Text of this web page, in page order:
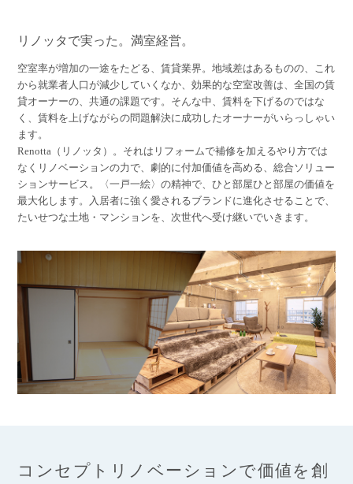
リノッタで実った。満室経営。
空室率が増加の一途をたどる、賃貸業界。地域差はあるものの、これ
から就業者人口が減少していくなか、効果的な空室改善は、全国の賃
貸オーナーの、共通の課題です。そんな中、賃料を下げるのではな
く、賃料を上げながらの問題解決に成功したオーナーがいらっしゃい
ます。
Renotta（リノッタ）。それはリフォームで補修を加えるやり方では
なくリノベーションの力で、劇的に付加価値を高める、総合ソリュー
ションサービス。〈一戸一絵〉の精神で、ひと部屋ひと部屋の価値を
最大化します。入居者に強く愛されるブランドに進化させることで、
たいせつな土地・マンションを、次世代へ受け継いでいきます。
コンセプトリノベーションで価値を創